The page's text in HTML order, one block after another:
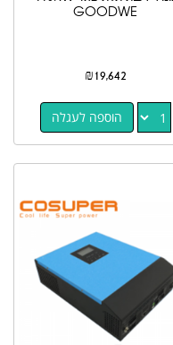
GOODWE
₪19,642
הוספה לעגלה